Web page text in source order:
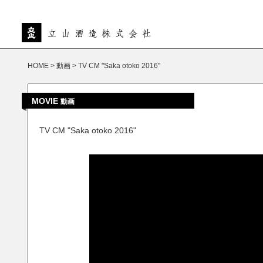
HOME > 動画 > TV CM "Saka otoko 2016"
MOVIE 動画
TV CM "Saka otoko 2016"